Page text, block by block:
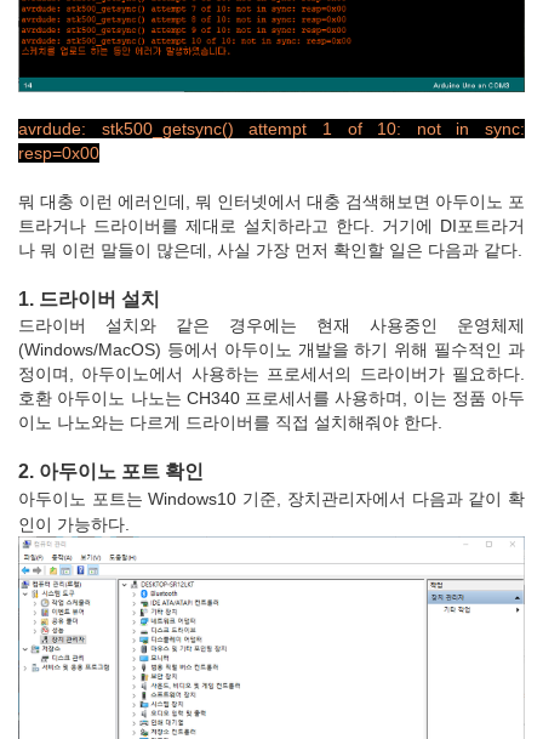
avrdude: stk500_getsync() attempt 1 of 10: not in sync:
resp=0x00
뭐 대충 이런 에러인데, 뭐 인터넷에서 대충 검색해보면 아두이노 포
트라거나 드라이버를 제대로 설치하라고 한다. 거기에 DI포트라거
나 뭐 이런 말들이 많은데, 사실 가장 먼저 확인할 일은 다음과 같다.
1. 드라이버 설치
드라이버 설치와 같은 경우에는 현재 사용중인 운영체제
(Windows/MacOS) 등에서 아두이노 개발을 하기 위해 필수적인 과
정이며, 아두이노에서 사용하는 프로세서의 드라이버가 필요하다.
호환 아두이노 나노는 CH340 프로세서를 사용하며, 이는 정품 아두
이노 나노와는 다르게 드라이버를 직접 설치해줘야 한다.
2. 아두이노 포트 확인
아두이노 포트는 Windows10 기준, 장치관리자에서 다음과 같이 확
인이 가능하다.